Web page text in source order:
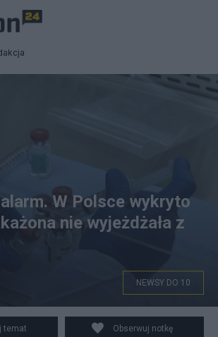
próbek w laboratorium, zdjęcie
W Polsce wykryto
nie wyjeżdżała z
NEWSY DO 10
temat Obserwuj notkę